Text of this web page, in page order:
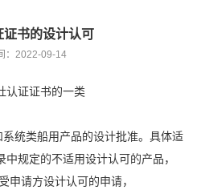
证书的设计认可
：2022-09-14
认证证书的一类
统类船用产品的设计批准。具体适
规定的不适用设计认可的产品，
申请方设计认可的申请，